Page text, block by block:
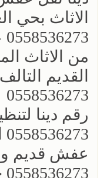
الاثاث
من الاثاث
القديم
0558536273
رقم دينا
عفش قديم